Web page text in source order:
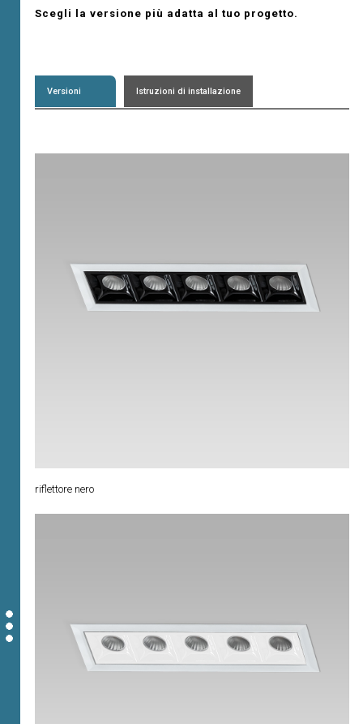
Scegli la versione più adatta al tuo progetto.
Versioni Istruzioni di installazione
riflettore nero